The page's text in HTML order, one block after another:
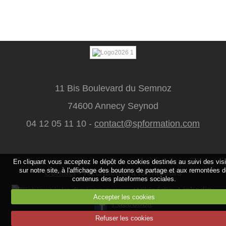
11 Bis Boulevard du Semnoz
74600 Annecy Seynod
04 12 05 11 10 - contact@spformation.com
Contact-Recrutement formateurs
Linkedin
Facebook
Mentions légales
En cliquant vous acceptez le dépôt de cookies destinés au suivi des
sur notre site, à l'affichage des boutons de partage et aux remontées
contenus des plateformes sociales.
Accepter les cookies
Refuser les cookies